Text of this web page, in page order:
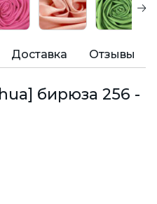
Доставка Отзывы
бирюза 256 -